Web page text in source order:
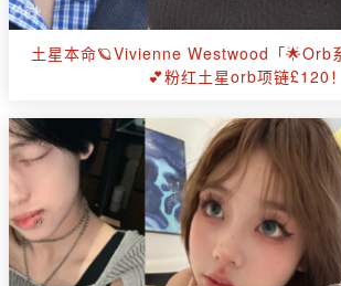
土星本命🪐Vivienne Westwood「🌟Orb
💕粉红土星orb项链£120！